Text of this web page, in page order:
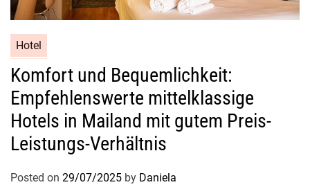
k
e
n
Hotel
Komfort und Bequemlichkeit:
Empfehlenswerte mittelklassige
Hotels in Mailand mit gutem Preis-
Leistungs-Verhältnis
Posted on 29/07/2025 by Daniela